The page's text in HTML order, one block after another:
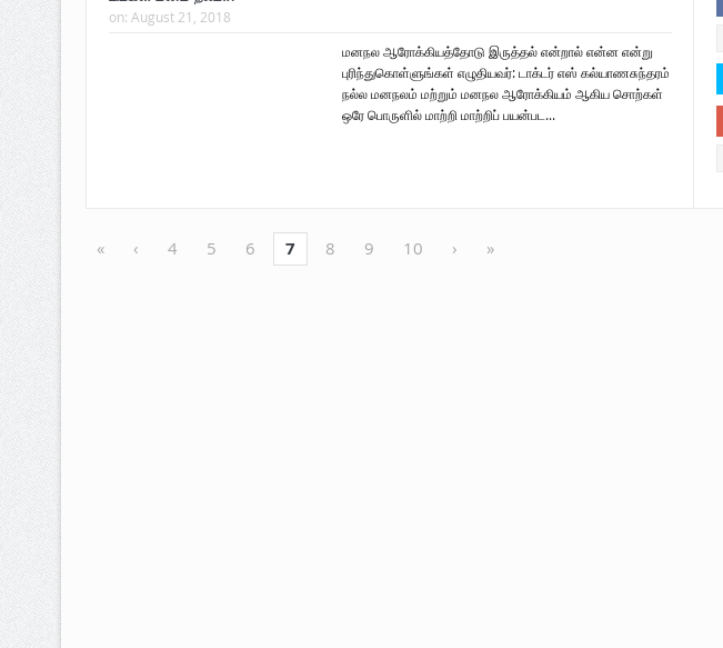
on: August 21, 2018
மனநல ஆரோக்கியத்தோடு இருத்தல் என்றால் என்ன என்று
புரிந்துகொள்ளுங்கள் எழுதியவர்: டாக்டர் எஸ் கல்யாணசுந்தரம்
நல்ல மனநலம் மற்றும் மனநல ஆரோக்கியம் ஆகிய சொற்கள்
ஒரே பொருளில் மாற்றி மாற்றிப் பயன்பட...
« ‹ 4 5 6 7 8 9 10 › »